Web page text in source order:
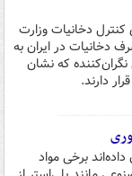
دخانیات وزارت
در ایران به
که نشان
دارند.
برخی مواد